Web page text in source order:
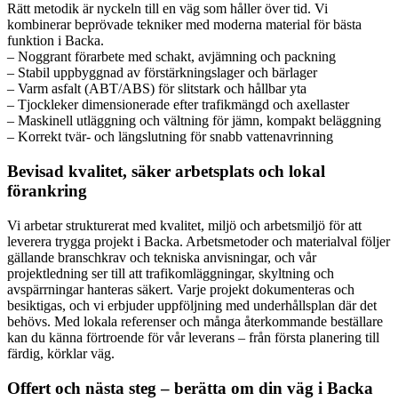
Rätt metodik är nyckeln till en väg som håller över tid. Vi
kombinerar beprövade tekniker med moderna material för bästa
funktion i Backa.
– Noggrant förarbete med schakt, avjämning och packning
– Stabil uppbyggnad av förstärkningslager och bärlager
– Varm asfalt (ABT/ABS) för slitstark och hållbar yta
– Tjockleker dimensionerade efter trafikmängd och axellaster
– Maskinell utläggning och vältning för jämn, kompakt beläggning
– Korrekt tvär- och längslutning för snabb vattenavrinning
Bevisad kvalitet, säker arbetsplats och lokal
förankring
Vi arbetar strukturerat med kvalitet, miljö och arbetsmiljö för att
leverera trygga projekt i Backa. Arbetsmetoder och materialval följer
gällande branschkrav och tekniska anvisningar, och vår
projektledning ser till att trafikomläggningar, skyltning och
avspärrningar hanteras säkert. Varje projekt dokumenteras och
besiktigas, och vi erbjuder uppföljning med underhållsplan där det
behövs. Med lokala referenser och många återkommande beställare
kan du känna förtroende för vår leverans – från första planering till
färdig, körklar väg.
Offert och nästa steg – berätta om din väg i Backa